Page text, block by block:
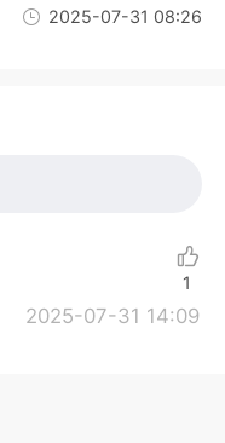
2025-07-31 08:26
2025-07-31 14:09
1